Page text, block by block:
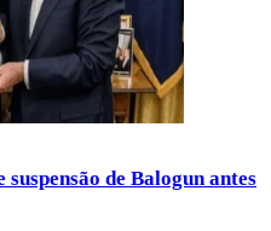
de Balogun antes